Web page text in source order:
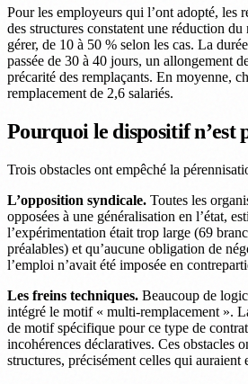
Pour les employeurs qui l’ont adopté, les
des structures constatent une réduction du
gérer, de 10 à 50 % selon les cas. La
passée de 30 à 40 jours, un allongement
précarité des remplaçants. En moyenne,
remplacement de 2,6 salariés.
Pourquoi le dispositif n’est
Trois obstacles ont empêché la
L’opposition syndicale. Toutes les
opposées à une généralisation en l’état,
l’expérimentation était trop large (69
préalables) et qu’aucune obligation de
l’emploi n’avait été imposée en
Les freins techniques. Beaucoup de
intégré le motif « multi-remplacement ».
de motif spécifique pour ce type de
incohérences déclaratives. Ces obstacles
structures, précisément celles qui auraient